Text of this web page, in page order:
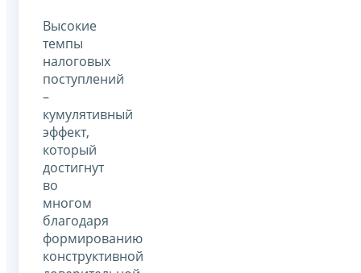
Высокие
темпы
налоговых
поступлений
–
кумулятивный
эффект,
который
достигнут
во
многом
благодаря
формированию
конструктивной